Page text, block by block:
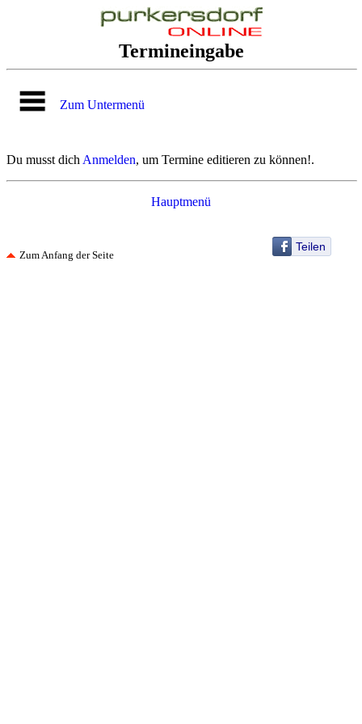
Termineingabe
Zum Untermenü
Du musst dich Anmelden, um Termine editieren zu können!.
Hauptmenü
Teilen
Zum Anfang der Seite